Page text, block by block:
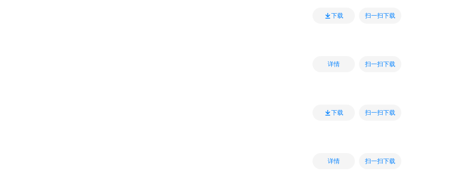
下载 扫一扫下载
详情 扫一扫下载
下载 扫一扫下载
详情 扫一扫下载